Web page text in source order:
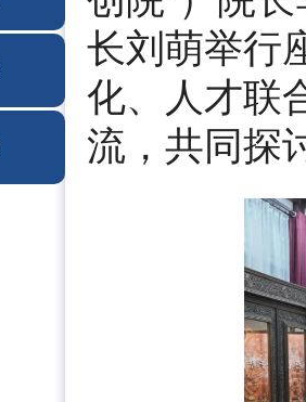
长刘萌举行
化、人才联
流，共同探